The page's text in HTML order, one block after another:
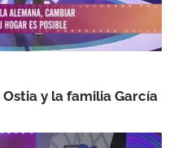
y la familia García